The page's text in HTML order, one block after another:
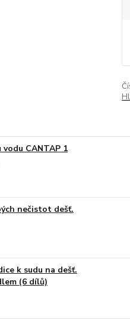
CANTAP 1
nečistot dešť.
k sudu na dešť.
(6 dílů)